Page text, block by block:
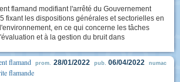
flamand modifiant l'arrêté du Gouvernement
fixant les dispositions générales et sectorielles en
en ce qui concerne les tâches
et à la gestion du bruit dans
flamand prom. 28/01/2022 pub. 06/04/2022 numac
flamande